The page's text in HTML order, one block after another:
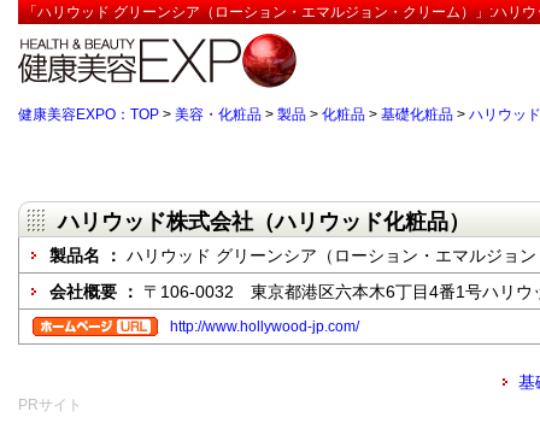
「ハリウッド グリーンシア（ローション・エマルジョン・クリーム）」:ハリ
健康美容EXPO：TOP > 美容・化粧品 > 製品 > 化粧品 > 基礎化粧品 > ハリウッ
ハリウッド株式会社（ハリウッド化粧品）
製品名 ： ハリウッド グリーンシア（ローション・エマルジョ
会社概要 ： 〒106-0032 東京都港区六本木6丁目4番1号ハリウ
http://www.hollywood-jp.com/
基
PRサイト